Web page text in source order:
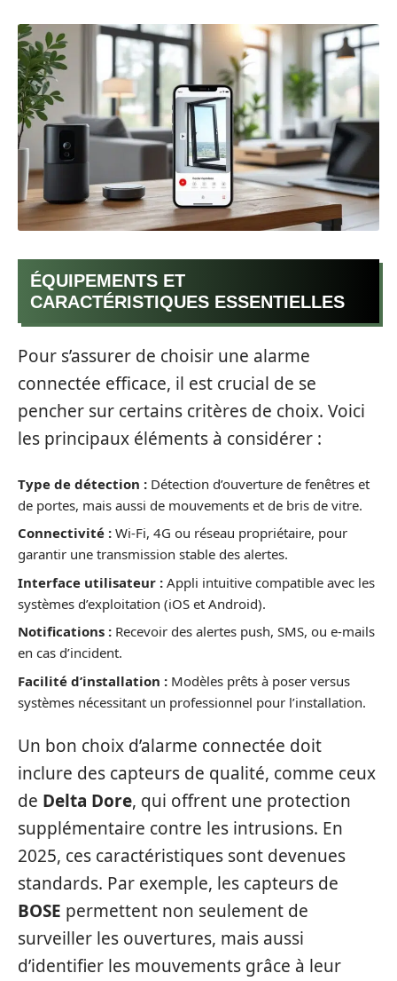
ÉQUIPEMENTS ET
CARACTÉRISTIQUES ESSENTIELLES
Pour s’assurer de choisir une alarme
connectée efficace, il est crucial de se
pencher sur certains critères de choix. Voici
les principaux éléments à considérer :
Type de détection : Détection d’ouverture de fenêtres et
de portes, mais aussi de mouvements et de bris de vitre.
Connectivité : Wi-Fi, 4G ou réseau propriétaire, pour
garantir une transmission stable des alertes.
Interface utilisateur : Appli intuitive compatible avec les
systèmes d’exploitation (iOS et Android).
Notifications : Recevoir des alertes push, SMS, ou e-mails
en cas d’incident.
Facilité d’installation : Modèles prêts à poser versus
systèmes nécessitant un professionnel pour l’installation.
Un bon choix d’alarme connectée doit
inclure des capteurs de qualité, comme ceux
de Delta Dore, qui offrent une protection
supplémentaire contre les intrusions. En
2025, ces caractéristiques sont devenues
standards. Par exemple, les capteurs de
BOSE permettent non seulement de
surveiller les ouvertures, mais aussi
d’identifier les mouvements grâce à leur